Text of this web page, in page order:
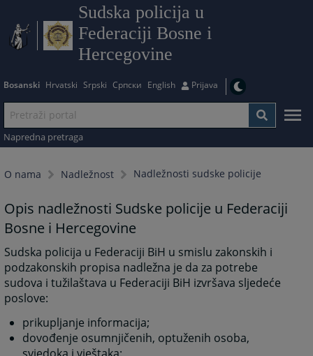
Sudska policija u
Federaciji Bosne i
Hercegovine
Bosanski Hrvatski Srpski Српски English Prijava
Napredna pretraga
O nama Nadležnost Nadležnosti sudske policije
Opis nadležnosti Sudske policije u Federaciji
Bosne i Hercegovine
Sudska policija u Federaciji BiH u smislu zakonskih i
podzakonskih propisa nadležna je da za potrebe
sudova i tužilaštava u Federaciji BiH izvršava sljedeće
poslove:
prikupljanje informacija;
dovođenje osumnjičenih, optuženih osoba,